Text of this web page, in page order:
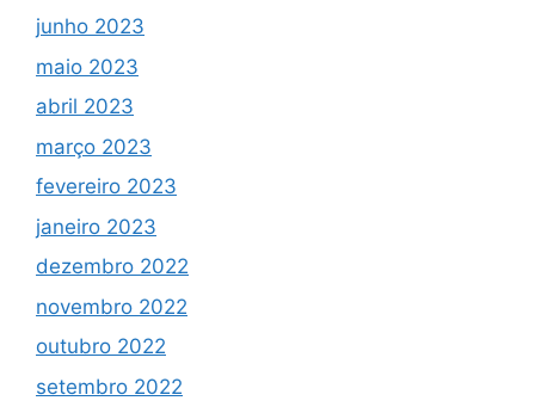
junho 2023
maio 2023
abril 2023
março 2023
fevereiro 2023
janeiro 2023
dezembro 2022
novembro 2022
outubro 2022
setembro 2022